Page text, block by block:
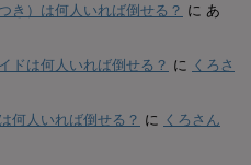
き）は何人いれば倒せる？ に あ
ドは何人いれば倒せる？ に くろさ
何人いれば倒せる？ に くろさん